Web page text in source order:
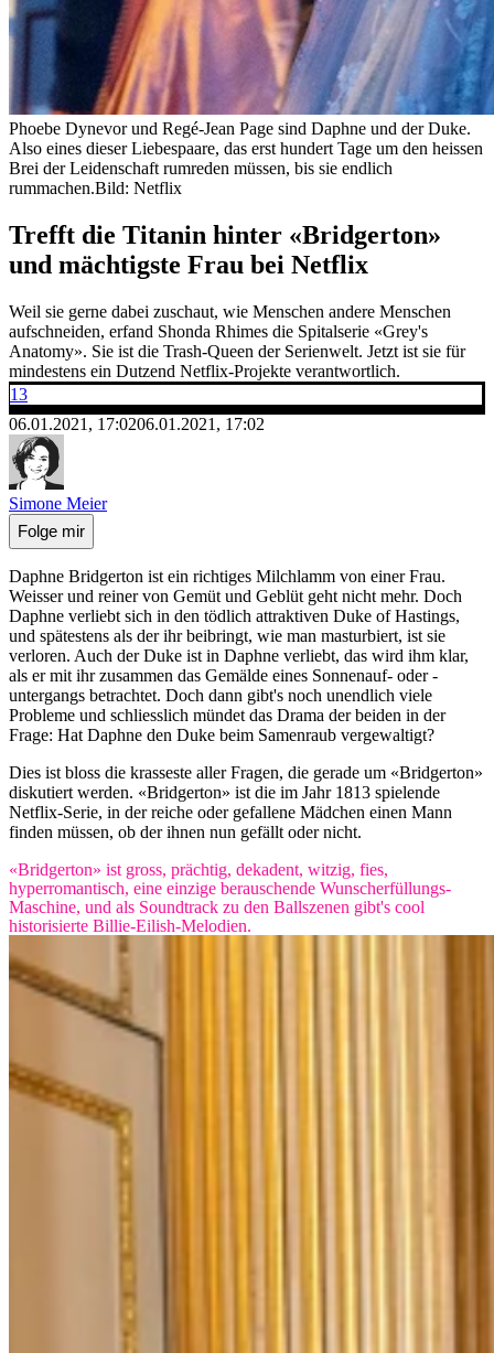
Phoebe Dynevor und Regé-Jean Page sind Daphne und der Duke.
Also eines dieser Liebespaare, das erst hundert Tage um den heissen
Brei der Leidenschaft rumreden müssen, bis sie endlich
rummachen.Bild: Netflix
Trefft die Titanin hinter «Bridgerton»
und mächtigste Frau bei Netflix
Weil sie gerne dabei zuschaut, wie Menschen andere Menschen
aufschneiden, erfand Shonda Rhimes die Spitalserie «Grey's
Anatomy». Sie ist die Trash-Queen der Serienwelt. Jetzt ist sie für
mindestens ein Dutzend Netflix-Projekte verantwortlich.
13
06.01.2021, 17:0206.01.2021, 17:02
Simone Meier
Folge mir
Daphne Bridgerton ist ein richtiges Milchlamm von einer Frau.
Weisser und reiner von Gemüt und Geblüt geht nicht mehr. Doch
Daphne verliebt sich in den tödlich attraktiven Duke of Hastings,
und spätestens als der ihr beibringt, wie man masturbiert, ist sie
verloren. Auch der Duke ist in Daphne verliebt, das wird ihm klar,
als er mit ihr zusammen das Gemälde eines Sonnenauf- oder -
untergangs betrachtet. Doch dann gibt's noch unendlich viele
Probleme und schliesslich mündet das Drama der beiden in der
Frage: Hat Daphne den Duke beim Samenraub vergewaltigt?
Dies ist bloss die krasseste aller Fragen, die gerade um «Bridgerton»
diskutiert werden. «Bridgerton» ist die im Jahr 1813 spielende
Netflix-Serie, in der reiche oder gefallene Mädchen einen Mann
finden müssen, ob der ihnen nun gefällt oder nicht.
«Bridgerton» ist gross, prächtig, dekadent, witzig, fies,
hyperromantisch, eine einzige berauschende Wunscherfüllungs-
Maschine, und als Soundtrack zu den Ballszenen gibt's cool
historisierte Billie-Eilish-Melodien.